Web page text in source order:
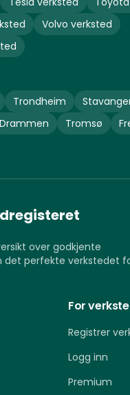
Volvo verksted
Trondheim
Drammen Tromsø
over godkjente
det perfekte verkstedet
For
Registrer
Logg inn
Premium